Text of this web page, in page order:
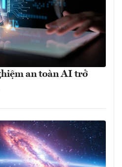
an toàn AI trở